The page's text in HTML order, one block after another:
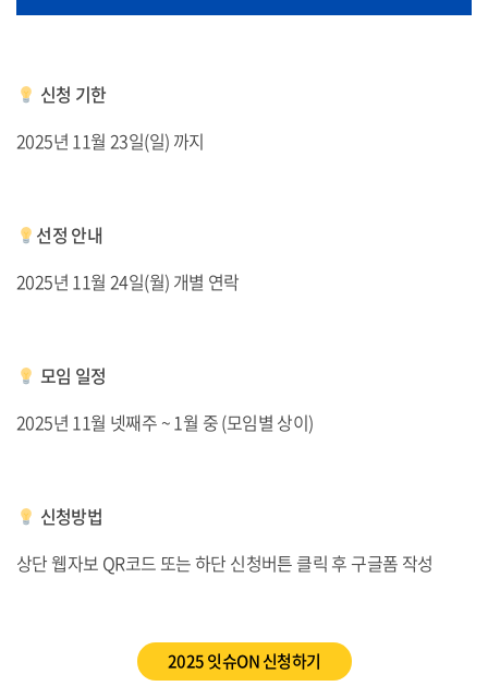
신청 기한
2025년 11월 23일(일) 까지
선정 안내
2025년 11월 24일(월) 개별 연락
모임 일정
2025년 11월 넷째주 ~ 1월 중 (모임별 상이)
신청방법
상단 웹자보 QR코드 또는 하단 신청버튼 클릭 후 구글폼 작성
2025 잇슈ON 신청하기